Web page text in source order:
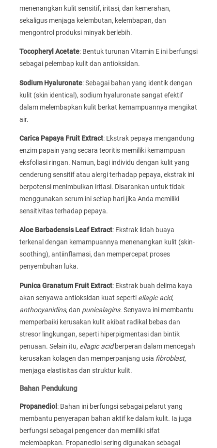
menenangkan kulit sensitif, iritasi, dan kemerahan,
sekaligus menjaga kelembutan, kelembapan, dan
mengontrol produksi minyak berlebih.
Tocopheryl Acetate: Bentuk turunan Vitamin E ini berfungsi
sebagai pelembap kulit dan antioksidan.
Sodium Hyaluronate: Sebagai bahan yang identik dengan
kulit (skin identical), sodium hyaluronate sangat efektif
dalam melembapkan kulit berkat kemampuannya mengikat
air.
Carica Papaya Fruit Extract: Ekstrak pepaya mengandung
enzim papain yang secara teoritis memiliki kemampuan
eksfoliasi ringan. Namun, bagi individu dengan kulit yang
cenderung sensitif atau alergi terhadap pepaya, ekstrak ini
berpotensi menimbulkan iritasi. Disarankan untuk tidak
menggunakan serum ini setiap hari jika Anda memiliki
sensitivitas terhadap pepaya.
Aloe Barbadensis Leaf Extract: Ekstrak lidah buaya
terkenal dengan kemampuannya menenangkan kulit (skin-
soothing), antiinflamasi, dan mempercepat proses
penyembuhan luka.
Punica Granatum Fruit Extract: Ekstrak buah delima kaya
akan senyawa antioksidan kuat seperti ellagic acid,
anthocyanidins, dan punicalagins. Senyawa ini membantu
memperbaiki kerusakan kulit akibat radikal bebas dan
stresor lingkungan, seperti hiperpigmentasi dan bintik
penuaan. Selain itu, ellagic acidberperan dalam mencegah
kerusakan kolagen dan memperpanjang usia fibroblast,
menjaga elastisitas dan struktur kulit.
Bahan Pendukung
Propanediol : Bahan ini berfungsi sebagai pelarut yang
membantu penyerapan bahan aktif ke dalam kulit. Ia juga
berfungsi sebagai pengencer dan memiliki sifat
melembapkan. Propanediol sering digunakan sebagai